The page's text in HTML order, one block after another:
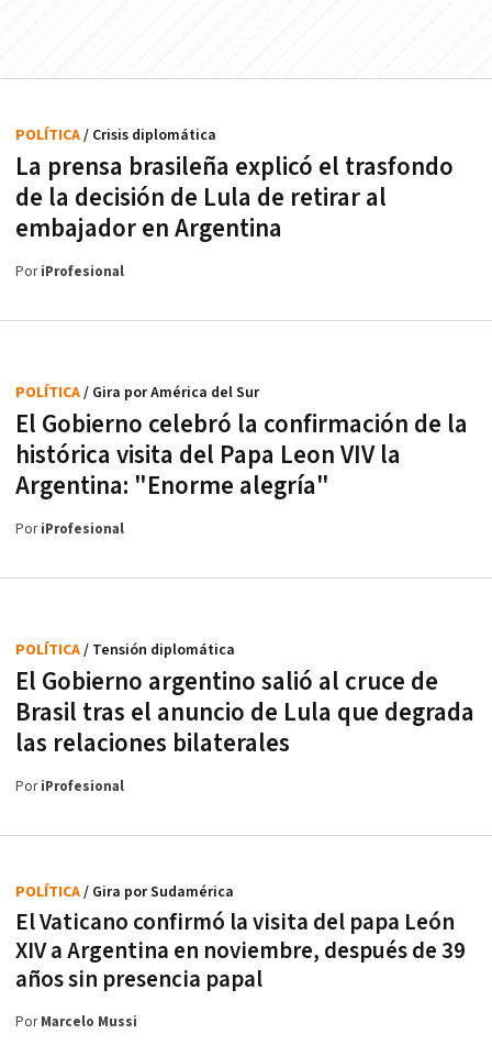
La prensa brasileña explicó el trasfondo
de la decisión de Lula de retirar al
embajador en Argentina
POLÍTICA/ Crisis diplomática
PoriProfesional
El Gobierno celebró la confirmación de la
histórica visita del Papa Leon VIV la
Argentina: "Enorme alegría"
POLÍTICA/ Gira por América del Sur
PoriProfesional
El Gobierno argentino salió al cruce de
Brasil tras el anuncio de Lula que degrada
las relaciones bilaterales
POLÍTICA/ Tensión diplomática
PoriProfesional
El Vaticano confirmó la visita del papa León
XIV a Argentina en noviembre, después de 39
años sin presencia papal
POLÍTICA/ Gira por Sudamérica
PorMarcelo Mussi